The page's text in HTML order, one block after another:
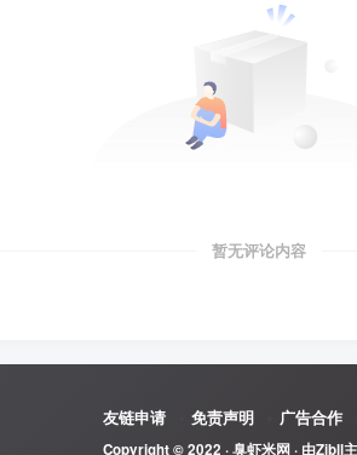
暂无评论内容
友链申请 免责声明 广告合作
Copyright © 2022 ·臭虾米网 · 由Zibll